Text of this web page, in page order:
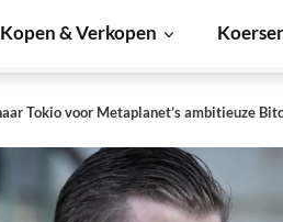
Kopen & Verkopen
Tokio voor Metaplanet’s ambitieuze